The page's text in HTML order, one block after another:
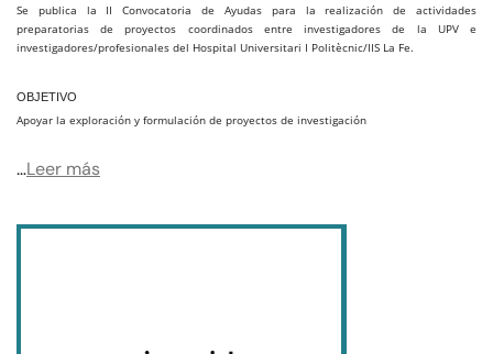
Se publica la II Convocatoria de Ayudas para la realización de actividades
preparatorias de proyectos coordinados entre investigadores de la UPV e
investigadores/profesionales del Hospital Universitari I Politècnic/IIS La Fe.
OBJETIVO
Apoyar la exploración y formulación de proyectos de investigación
…Leer más